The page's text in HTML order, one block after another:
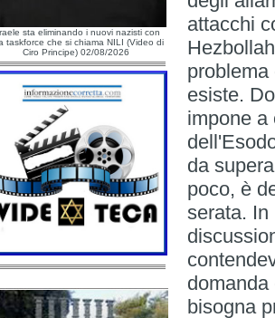
sta eliminando i nuovi nazisti con
taskforce che si chiama NILI (Video di
Ciro Principe) 02/08/2026
attacchi
esiste.
impone a
da
poco, è
serata. In
bisogna